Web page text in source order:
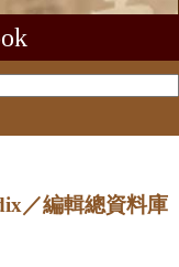
／編輯總資料庫